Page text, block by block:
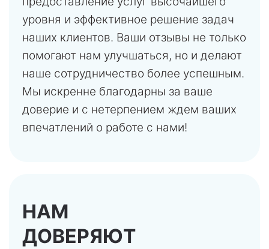
уровня и эффективное решение задач
наших клиентов. Ваши отзывы не только
помогают нам улучшаться, но и делают
наше сотрудничество более успешным.
Мы искренне благодарны за ваше
доверие и с нетерпением ждем ваших
впечатлений о работе с нами!
НАМ
ДОВЕРЯЮТ